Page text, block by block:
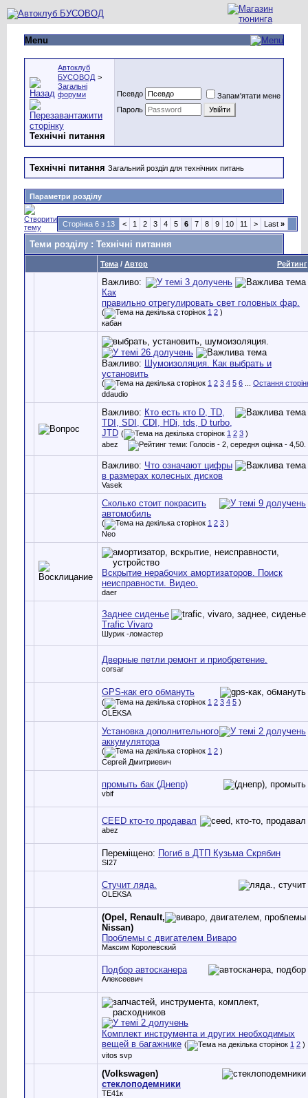
Menu
Автоклуб
БУСОВОД >
Загальні
форуми
Технічні питання
Псевдо
Запам'ятати мене
Пароль
Технічні питання Загальний розділ для технічних питань
Параметри розділу
Сторінка 6 з 13 < 1 2 3 4 5 6 7 8 9 10 11 > Last »
Теми розділу : Технічні питання
Рейтинг
Тема / Автор
Важливо:
Как
правильно отрегулировать свет головных фар.
( 1 2 )
кабан
Важливо: Шумоизоляция. Как выбрать и
установить
( 1 2 3 4 5 6
Остання
ddaudio
Важливо: Кто есть кто D, TD,
TDI, SDI, CDI, HDi, tds, D turbo,
JTD ( 1 2 3 )
abez
Важливо: Что означают цифры
в размерах колесных дисков
Vasek
Сколько стоит покрасить
автомобиль
( 1 2 3 )
Neo
Вскрытие нерабочих амортизаторов. Поиск
неисправности. Видео.
daer
Заднее сиденье
Trafic Vivaro
Шурик -ломастер
Дверные петли ремонт и приобретение.
corsar
GPS-как его обмануть
( 1 2 3 4 5 )
OLEKSA
Установка дополнительного
аккумулятора
( 1 2 )
Сергей Дмитриевич
промыть бак (Днепр)
vbif
CEED кто-то продавал
abez
Переміщено: Погиб в ДТП Кузьма Скрябин
SI27
Стучит ляда.
OLEKSA
(Opel, Renault,
Nissan)
Проблемы с двигателем Виваро
Максим Королевский
Подбор автосканера
Алексеевич
Комплект инструмента и других необходимых
вещей в багажнике ( 1 2 )
vitos svp
(Volkswagen)
стеклоподемники
ТЕ41к